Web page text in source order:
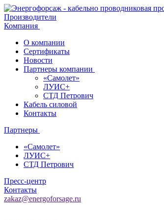
Производители
Компания
О компании
Сертификаты
Новости
Партнеры компании
«Самолет»
ЛУИС+
СТД Петрович
Кабель силовой
Контакты
Партнеры
«Самолет»
ЛУИС+
СТД Петрович
Пресс-центр
Контакты
zakaz@energoforsage.ru